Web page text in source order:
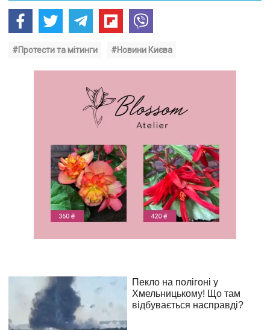
#Протести та мітинги #Новини Києва